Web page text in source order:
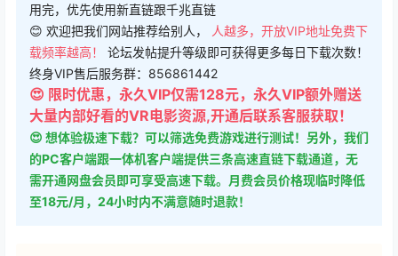
用完，优先使用新直链跟千兆直链
😊 欢迎把我们网站推荐给别人，
人越多，开放VIP地址免费下
载频率越高！ 论坛发帖提升等级即可获得更多每日下载次数！
终身VIP售后服务群：856861442
😍 限时优惠，永久VIP仅需128元，永久VIP额外赠送
大量内部好看的VR电影资源,开通后联系客服获取！
😍 想体验极速下载？可以筛选免费游戏进行测试！另外，我们
的PC客户端跟一体机客户端提供三条高速直链下载通道，无
需开通网盘会员即可享受高速下载。月费会员价格现临时降低
至18元/月，24小时内不满意随时退款！